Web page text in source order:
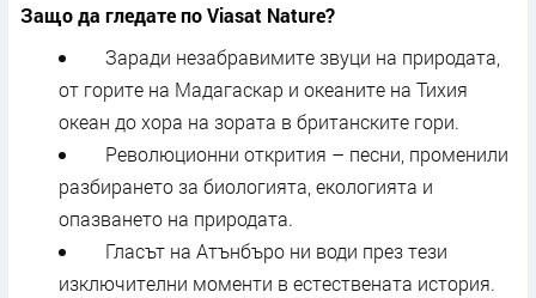
Защо да гледате по Viasat Nature?
Заради незабравимите звуци на природата,
от горите на Мадагаскар и океаните на Тихия
океан до хора на зората в британските гори.
Революционни открития – песни, променили
разбирането за биологията, екологията и
опазването на природата.
Гласът на Атънбъро ни води през тези
изключителни моменти в естествената история.